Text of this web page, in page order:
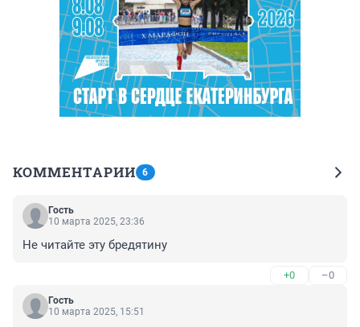
КОММЕНТАРИИ 6
Гость
10 марта 2025, 23:36
Не читайте эту бредятину
+0 –0
Гость
10 марта 2025, 15:51